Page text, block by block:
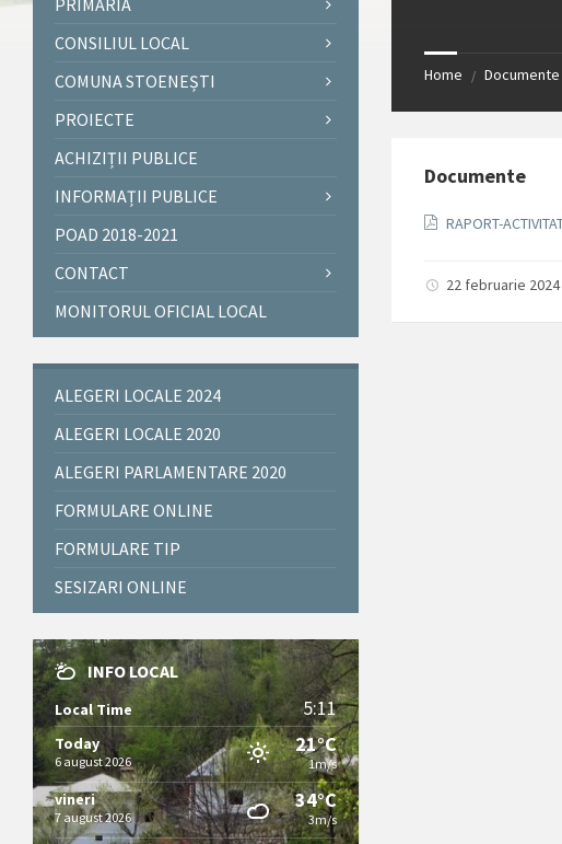
Home / Documente
Documente
RAPORT-
22 februarie
PRIMĂRIA
CONSILIUL LOCAL
COMUNA STOENEȘTI
PROIECTE
ACHIZIȚII PUBLICE
INFORMAȚII PUBLICE
POAD 2018-2021
CONTACT
MONITORUL OFICIAL LOCAL
ALEGERI LOCALE 2024
ALEGERI LOCALE 2020
ALEGERI PARLAMENTARE 2020
FORMULARE ONLINE
FORMULARE TIP
SESIZARI ONLINE
INFO LOCAL
Local Time 5:11
Today
6 august 2026
21°C
1m/s
vineri
7 august 2026
34°C
3m/s